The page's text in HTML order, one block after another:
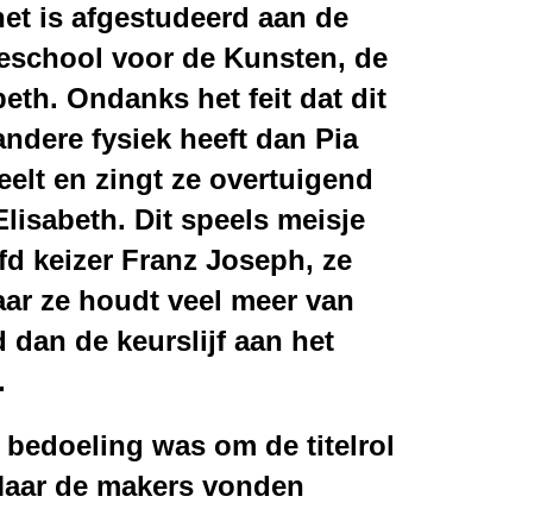
is afgestudeerd aan de
voor de Kunsten, de
Ondanks het feit dat dit
fysiek heeft dan Pia
en zingt ze overtuigend
Dit speels meisje
keizer Franz Joseph, ze
ze houdt veel meer van
dan de keurslijf aan het
was om de titelrol
de makers vonden